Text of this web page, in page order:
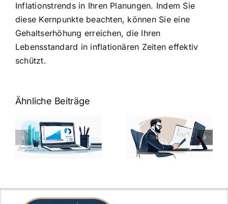
Inflationstrends in Ihren Planungen. Indem Sie
diese Kernpunkte beachten, können Sie eine
Gehaltserhöhung erreichen, die Ihren
Lebensstandard in inflationären Zeiten effektiv
schützt.
Ähnliche Beiträge
Fragen zum
Geschicktes
Ansprechen
der
Vorstellungsgespräch
Fragen: 77
Fragen und
kluge